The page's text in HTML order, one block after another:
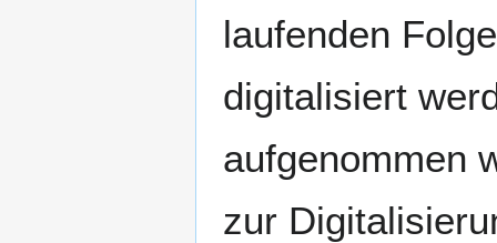
laufenden
digitalisiert
aufgenommen
zur